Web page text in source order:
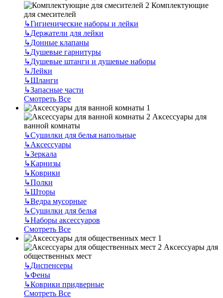
Комплектующие
для смесителей
↳Гигиенические наборы и лейки
↳Держатели для лейки
↳Донные клапаны
↳Душевые гарнитуры
↳Душевые штанги и душевые наборы
↳Лейки
↳Шланги
↳Запасные части
Смотреть Все
Аксессуары для
ванной комнаты
↳Сушилки для белья напольные
↳Аксессуары
↳Зеркала
↳Карнизы
↳Коврики
↳Полки
↳Шторы
↳Ведра мусорные
↳Сушилки для белья
↳Наборы аксессуаров
Смотреть Все
Аксессуары для
общественных мест
↳Диспенсеры
↳Фены
↳Коврики придверные
Смотреть Все